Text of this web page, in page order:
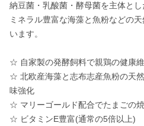
納豆菌・乳酸菌・酵母菌を主体とし
ミネラル豊富な海藻と魚粉などの
います。
☆ 自家製の発酵飼料で親鶏の健康
☆ 北欧産海藻と志布志産魚粉の天
味強化
☆ マリーゴールド配合でたまごの
☆ ビタミンE豊富(通常の5倍以上)